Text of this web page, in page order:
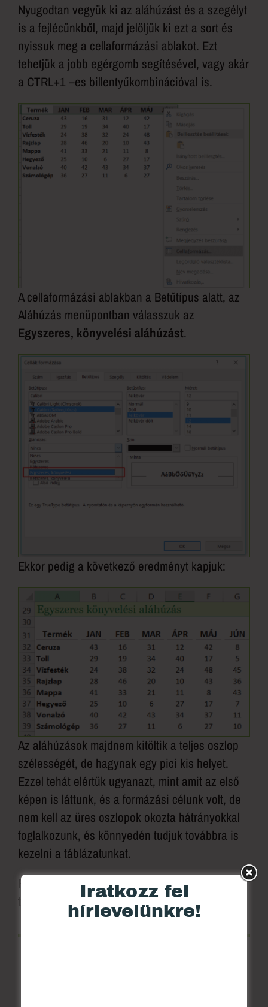
Nyugodtan vegyük ki az aláhúzást és a szegélyt
is a fejlécünkből, majd jelöljük ki ezt a sort és
nyissuk meg a cellaformázási ablakot. Ezt
tehetjük a jobb egérgomb segítésével, vagy akár
a CTRL+1 –es billentyűkombinációval is.
A cellaformázási ablakban a Betűtípus alatt, az
Aláhúzás menüpontban válasszuk az
Egyszeres, könyvelési aláhúzást.
Ekkor pedig a következő eredményt kapjuk:
Az aláhúzások majdnem kitöltik a teljes oszlop
szélességét, de hagynak egy pici kis helyet.
Ezzel tehát elértük ugyanazt, mint amit az első
képen is láttunk, és a formázási célunk volt, de
nem kell az üres oszlopok okozta hátrányokkal
foglalkozunk, és könnyedén tudjuk továbbra is
kezelni a táblázatunkat.
Remélem, hogy tetszett neked is ez a kis rejtett
trükk!
Iratkozz fel
hírlevelünkre!